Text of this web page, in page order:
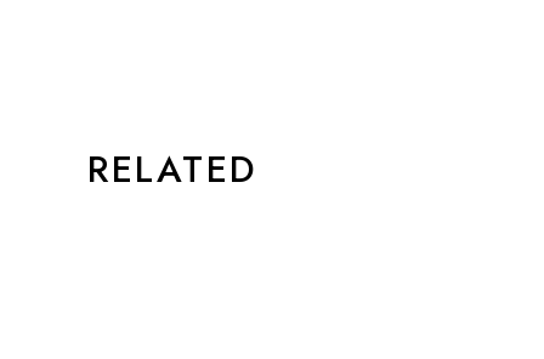
RELATED